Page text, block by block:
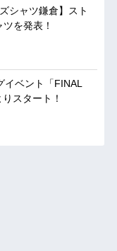
シャツ鎌倉】スト
を発表！
イベント「FINAL
スタート！